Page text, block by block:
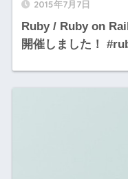
2015年7月7日
Ruby / Ruby on
開催しました！